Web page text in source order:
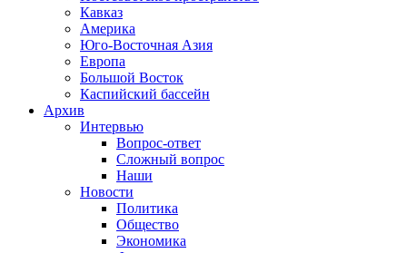
Кавказ
Америка
Юго-Восточная Азия
Европа
Большой Восток
Каспийский бассейн
Архив
Интервью
Вопрос-ответ
Сложный вопрос
Наши
Новости
Политика
Общество
Экономика